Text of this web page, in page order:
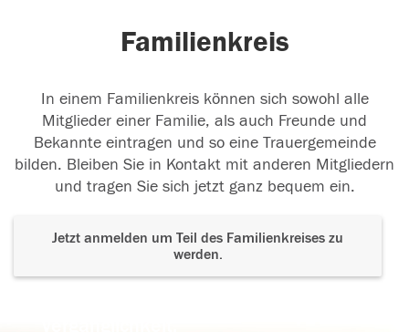
Familienkreis
In einem Familienkreis können sich sowohl alle
Mitglieder einer Familie, als auch Freunde und
Bekannte eintragen und so eine Trauergemeinde
bilden. Bleiben Sie in Kontakt mit anderen Mitgliedern
und tragen Sie sich jetzt ganz bequem ein.
Jetzt anmelden um Teil des Familienkreises zu
werden.